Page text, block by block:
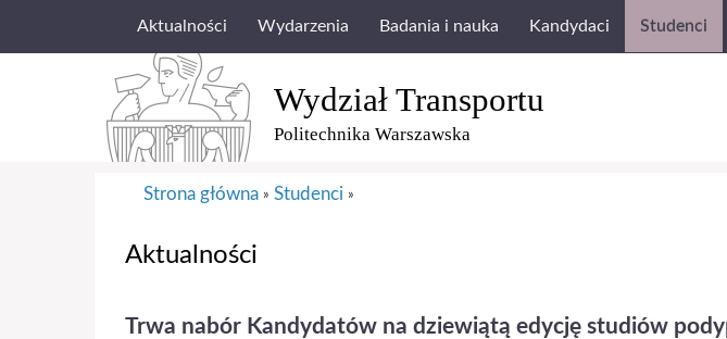
Aktualności Wydarzenia Badania i nauka Kandydaci Studenci
Wydział Transportu
Politechnika Warszawska
Strona główna » Studenci »
Aktualności
Trwa nabór Kandydatów na dziewiątą edycję studiów